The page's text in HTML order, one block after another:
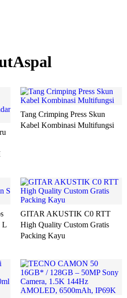
Tang Crimping Press Skun
Kabel Kombinasi Multifungsi
L
GITAR AKUSTIK C0 RTT
High Quality Custom Gratis
Packing Kayu